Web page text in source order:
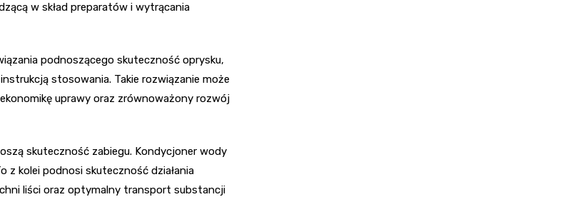
w skład preparatów i wytrącania
podnoszącego skuteczność oprysku,
stosowania. Takie rozwiązanie może
uprawy oraz zrównoważony rozwój
skuteczność zabiegu. Kondycjoner wody
z kolei podnosi skuteczność działania
liści oraz optymalny transport substancji